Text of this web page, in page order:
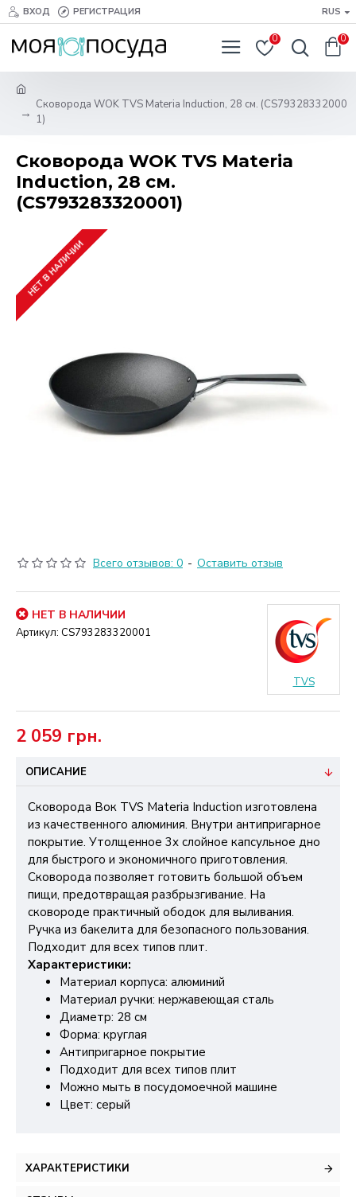
ВХОД РЕГИСТРАЦИЯ RUS
0 0
Сковорода WOK TVS Materia Induction, 28 см. (CS79328332000
1)
Сковорода WOK TVS Materia
Induction, 28 см.
(CS793283320001)
НЕТ В НАЛИЧИИ
Всего отзывов: 0 - Оставить отзыв
2 059 грн.
НЕТ В НАЛИЧИИ
Артикул: CS793283320001
TVS
ОПИСАНИЕ
Сковорода Вок TVS Materia Induction изготовлена
из качественного алюминия. Внутри антипригарное
покрытие. Утолщенное 3х слойное капсульное дно
для быстрого и экономичного приготовления.
Сковорода позволяет готовить большой объем
пищи, предотвращая разбрызгивание. На
сковороде практичный ободок для выливания.
Ручка из бакелита для безопасного пользования.
Подходит для всех типов плит.
Характеристики:
Материал корпуса: алюминий
Материал ручки: нержавеющая сталь
Диаметр: 28 см
Форма: круглая
Антипригарное покрытие
Подходит для всех типов плит
Можно мыть в посудомоечной машине
Цвет: серый
ХАРАКТЕРИСТИКИ